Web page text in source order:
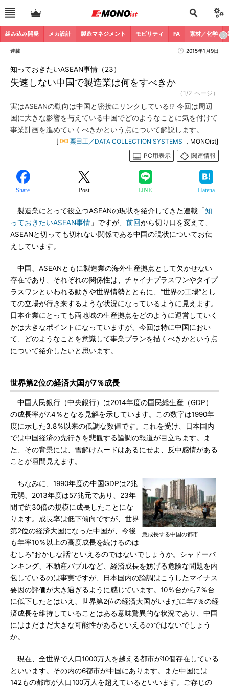
組み込み開発 メカ設計 製造マネジメント モビリティ FA 素材／化学
連載 2015年1月9日
失速しない中国で製造業は何をすべきか
知っておきたいASEAN事情（23）
（1/2 ページ）
実はASEANの動向は中国と密接にリンクしている!? 今回は周辺
国に大きな影響を与えている中国でどのようなことに気を付けて
事業計画を進めていくべきかという点について解説します。
[ 栗田工／DATA COLLECTION SYSTEMS ，MONOist]
PC用表示
関連情報
Share Post LINE Hatena
製造業にとって役立つASEANの現状を紹介してきた連載「知
っておきたいASEAN事情 」ですが、 前回から切り口を変えて、
ASEANと切っても切れない関係である中国の現状についてお伝
えしています。
中国、ASEANともに製造業の海外生産拠点として欠かせない
存在であり、それぞれの関係性は、チャイナプラスワンやタイプ
ラスワンといわれる動きや世界情勢とともに、“世界の工場”とし
ての立場が行き来するような状況になっているように見えます。
日本企業にとっても両地域の生産拠点をどのように運営していく
かは大きなポイントになっていますが、今回は特に中国におい
て、どのようなことを意識して事業プランを描くべきかという点
について紹介したいと思います。
世界第2位の経済大国が7％成長
中国人民銀行（中央銀行）は2014年度の国民総生産（GDP）
の成長率が7.4％となる見解を示しています。この数字は1990年
度に示した3.8％以来の低調な数値です。これを受け、日本国内
では中国経済の先行きを悲観する論調の報道が目立ちます。ま
た、その背景には、雪解けムードはあるにせよ、反中感情がある
ことが垣間見えます。
急成長する中国の都市
ちなみに、1990年度の中国GDPは2兆
元弱、2013年度は57兆元であり、23年
間で約30倍の規模に成長したことにな
ります。成長率は低下傾向ですが、世界
第2位の経済大国になった中国が、今後
も年率10％以上の高度成長を続けるのは
むしろ“おかしな話”といえるのではないでしょうか。シャドーバ
ンキング、不動産バブルなど、経済成長を妨げる危険な問題を内
包しているのは事実ですが、日本国内の論調はこうしたマイナス
要因の評価が大き過ぎるように感じています。10％台から7％台
に低下したとはいえ、世界第2位の経済大国がいまだに年7％の経
済成長を維持していることはある意味驚異的な状況であり、中国
にはまだまだ大きな可能性があるといえるのではないでしょう
か。
現在、全世界で人口1000万人を越える都市が10個存在している
といいます。その内の6都市が中国にあります。また中国には
142もの都市が人口100万人を超えているといいます。ご存じの